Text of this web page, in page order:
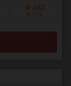
482
持ってる